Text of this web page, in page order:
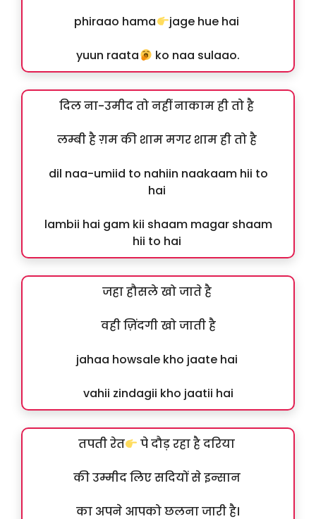
phiraao hama jage hue hai
yuun raata ko naa sulaao.
दिल ना-उमीद तो नहीं नाकाम ही तो है
लम्बी है ग़म की शाम मगर शाम ही तो है
dil naa-umiid to nahiin naakaam hii to
hai
lambii hai gam kii shaam magar shaam
hii to hai
जहा हौसले खो जाते है
वही ज़िंदगी खो जाती है
jahaa howsale kho jaate hai
vahii zindagii kho jaatii hai
तपती रेत पे दौड़ रहा है दरिया
की उम्मीद लिए सदियों से इन्सान
का अपने आपको छलना जारी है।